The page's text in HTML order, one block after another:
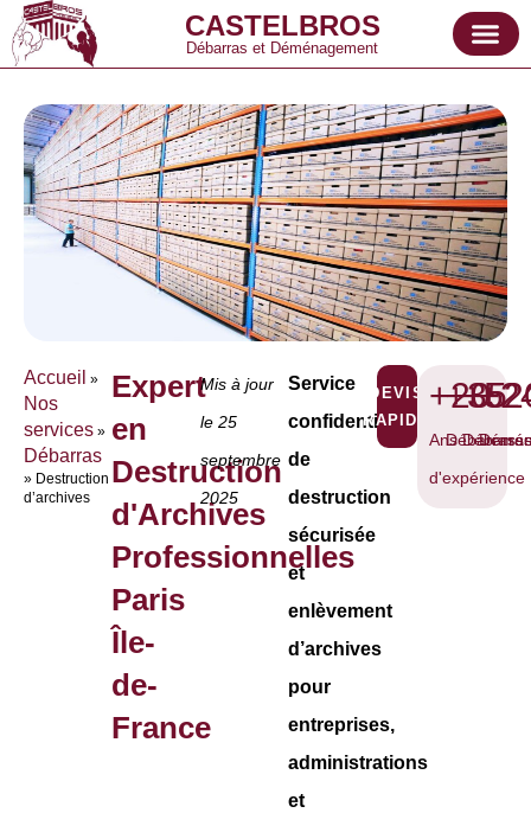
CASTELBROS
Débarras et Déménagement
Accueil »
Nos
services »
Débarras
» Destruction
d’archives
Expert
en
Destruction
d'Archives
Professionnelles
Paris
Île-
de-
France
Mis à jour
le 25
septembre
2025
Service
confidentiel
de
destruction
sécurisée
et
enlèvement
d’archives
pour
entreprises,
administrations
et
DEVIS
RAPIDE
+20
Ans
d'expérience
+35
Débarras